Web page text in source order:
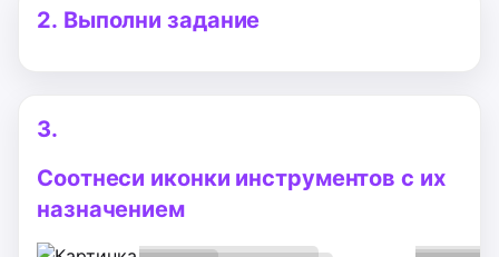
2. Выполни задание
3.
Соотнеси иконки инструментов с их
назначением